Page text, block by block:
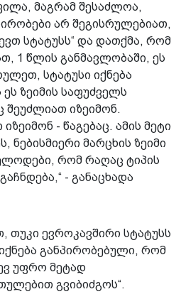
მაგრამ შესაძლოა,
არ შეგისრულებიათ,
სტატუსს“ და დათქმა, რომ
1 წლის განმავლობაში, ეს
სტატუსი იქნება
ზეიმის საფუძველს
შეუძლიათ იზეიმონ.
- წაგებაც. ამის მეტი
ნებისმიერი მარცხის ზეიმი
რომ რაღაც ტიპის
- განაცხადა
ევროკავშირი სტატუსს
განპირობებული, რომ
უფრო მეტად
გვიბიძგოს“.